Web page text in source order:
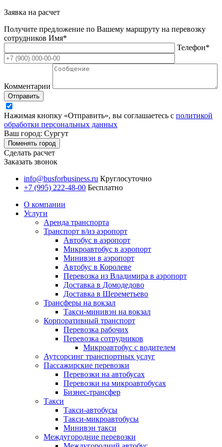
Заявка на расчет
Получите предложение по Вашему маршруту на перевозку
сотрудников Имя*
Телефон*
Комментарии
Отправить
Нажимая кнопку «Отправить», вы соглашаетесь с политикой
обработки персональных данных
Ваш город: Сургут
Поменять город
Сделать расчет
Заказать звонок
info@busforbusiness.ru Круглосуточно
+7 (995) 222-48-00 Бесплатно
О компании
Услуги
Аренда транспорта
Транспорт в/из аэропорт
Автобус в аэропорт
Микроавтобус в аэропорт
Минивэн в аэропорт
Автобус в Королеве
Перевозка из Владимира в аэропорт
Доставка в Домодедово
Доставка в Шереметьево
Трансферы на вокзал
Такси-минивэн на вокзал
Корпоративный транспорт
Перевозка рабочих
Перевозка сотрудников
Микроавтобус с водителем
Аутсорсинг транспортных услуг
Пассажирские перевозки
Перевозки на автобусах
Перевозки на микроавтобусах
Бизнес-трансфер
Такси
Такси-автобусы
Такси-микроавтобусы
Минивэн такси
Междугородние перевозки